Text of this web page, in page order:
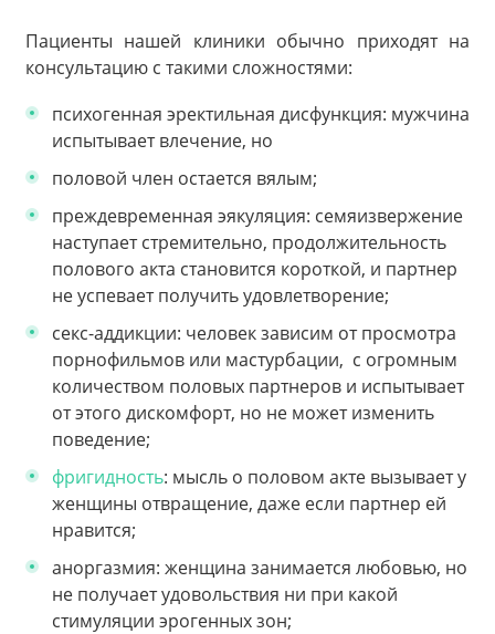
Пациенты нашей клиники обычно приходят на
консультацию с такими сложностями:
психогенная эректильная дисфункция: мужчина
испытывает влечение, но
половой член остается вялым;
преждевременная эякуляция: семяизвержение
наступает стремительно, продолжительность
полового акта становится короткой, и партнер
не успевает получить удовлетворение;
секс-аддикции: человек зависим от просмотра
порнофильмов или мастурбации, с огромным
количеством половых партнеров и испытывает
от этого дискомфорт, но не может изменить
поведение;
фригидность: мысль о половом акте вызывает у
женщины отвращение, даже если партнер ей
нравится;
аноргазмия: женщина занимается любовью, но
не получает удовольствия ни при какой
стимуляции эрогенных зон;